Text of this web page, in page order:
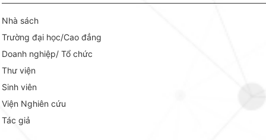
Nhà sách
Trường đại học/Cao đẳng
Doanh nghiệp/ Tổ chức
Thư viện
Sinh viên
Viện Nghiên cứu
Tác giả